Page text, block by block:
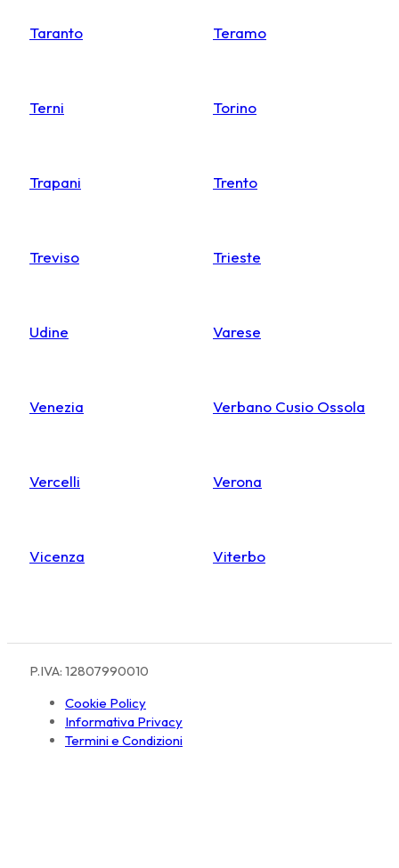
Taranto Teramo
Terni Torino
Trapani Trento
Treviso Trieste
Udine Varese
Venezia Verbano Cusio Ossola
Vercelli Verona
Vicenza Viterbo
P.IVA: 12807990010
Cookie Policy
Informativa Privacy
Termini e Condizioni